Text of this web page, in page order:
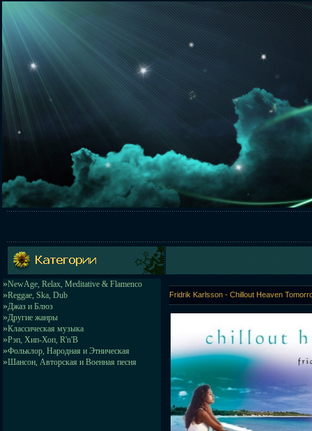
»NewAge, Relax, Meditative & Flamenco
»Reggae, Ska, Dub
»Джаз и Блюз
»Другие жанры
»Классическая музыка
»Рэп, Хип-Хоп, R'n'B
»Фольклор, Народная и Этническая
»Шансон, Авторская и Военная песня
Fridrik Karlsson - Chillout Heaven